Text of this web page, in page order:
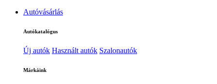
Autóvásárlás
Autókatalógus
Új autók Használt autók Szalonautók
Márkáink